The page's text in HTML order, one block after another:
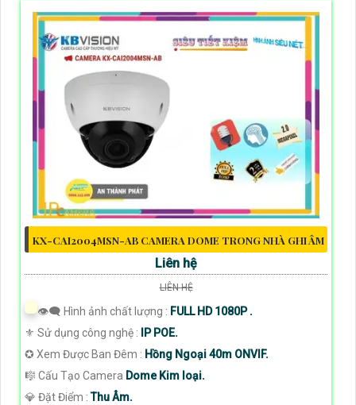
KX-CAI2004MSN-AB CAMERA DOME TRONG NHÀ GHI ÂM
Liên hệ
LIÊN HỆ
👁️‍🗨 Hình ảnh chất lượng : FULL HD 1080P .
⚜️ Sử dụng công nghệ :
IP POE.
✪ Xem Được Ban Đêm : Hồng Ngoại 40m ONVIF.
🎼️ Cấu Tạo Camera Dome Kim loại.
️💎 Đặt Điểm :Thu Âm.